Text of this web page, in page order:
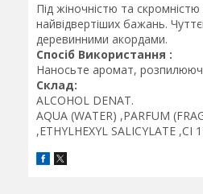
Під жіночністю та
найвідвертіших бажань.
деревинними акордами.
Спосіб Використання :
Наносьте аромат,
Склад:
ALCOHOL DENAT.
AQUA (WATER) ,PARFUM
,ETHYLHEXYL SALICYLATE